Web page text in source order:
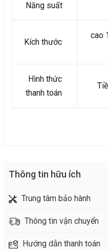
Năng suất
Kích thước
cao
Hình thức
thanh toán
Thông tin hữu ích
Trung tâm bảo hành
Thông tin vận chuyển
Hướng dẫn thanh toán